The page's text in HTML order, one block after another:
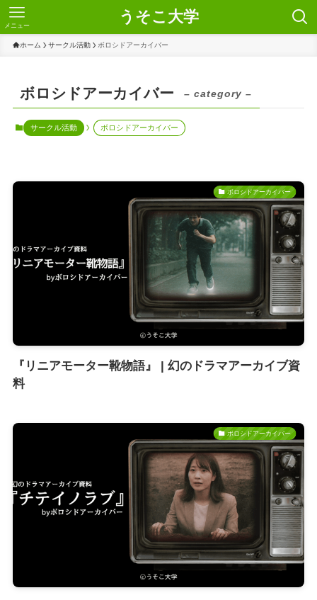
うそこ大学
メニュー
ホーム サークル活動 ボロシドアーカイバー
ボロシドアーカイバー – category –
サークル活動 ボロシドアーカイバー
ボロシドアーカイバー
『リニアモーター靴物語』 | 幻のドラマアーカイブ資
料
ボロシドアーカイバー